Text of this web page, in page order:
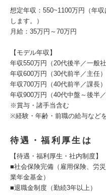
想定年収：550~1100万円（年
します。）
月給：35万円～70万円
【モデル年収】
年収550万円（20代後半／一般社
年収600万円（30代前半／主任）
年収700万円（40代前半／課長）
年収900万円（40代中盤～後半／
※賞与・諸手当含む
※経験・年齢・前職の給与など
待遇・福利厚生は
【待遇・福利厚生・社内制度】
■社会保険完備（雇用保険、労
業年金基金）
■退職金制度（勤続3年以上）